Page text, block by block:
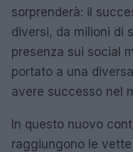
sorprenderà: il
diversi, da milioni di
presenza sui social
portato a una
avere successo nel
In questo nuovo
raggiungono le